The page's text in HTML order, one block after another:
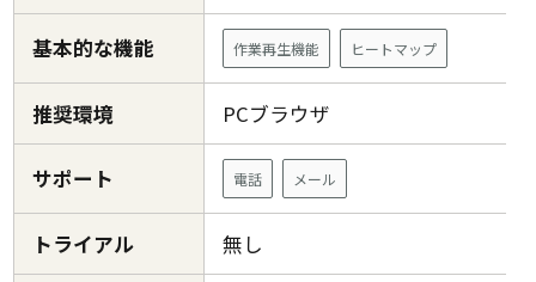
基本的な機能 作業再生機能 ヒートマップ
推奨環境 PCブラウザ
サポート 電話 メール
トライアル 無し